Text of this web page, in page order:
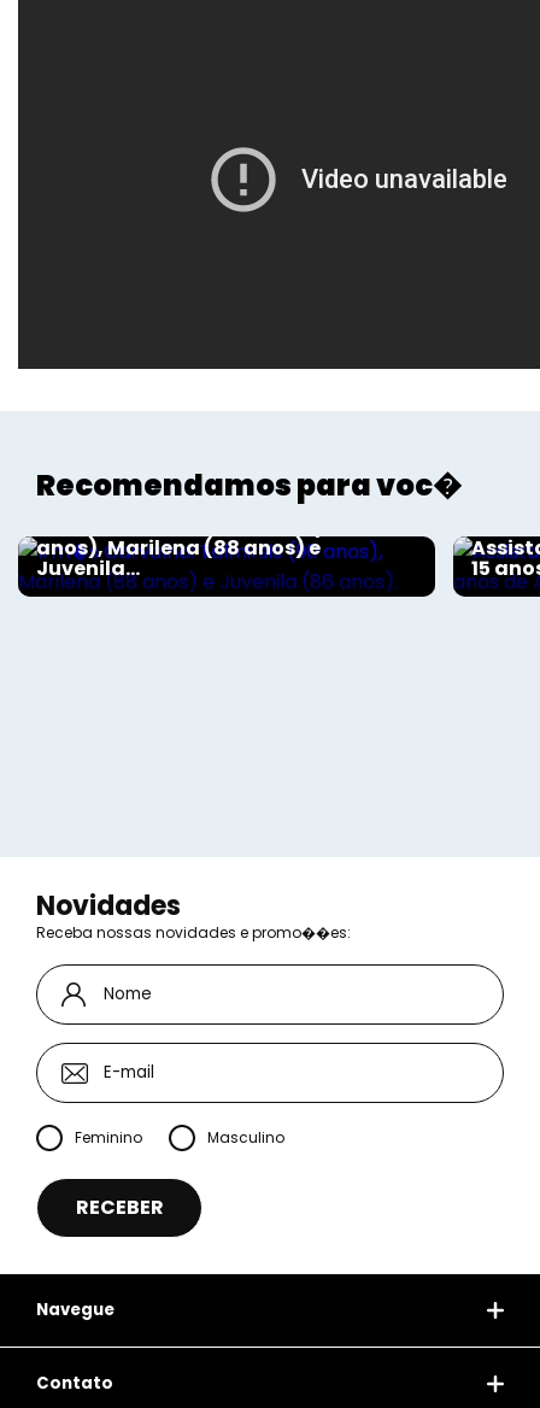
Recomendamos para voc�
Exclusivos em vídeo
anos), Marilena (88 anos) e
Juvenila... 15
Novidades
Receba nossas novidades e promo��es:
Feminino Masculino
Navegue
Contato